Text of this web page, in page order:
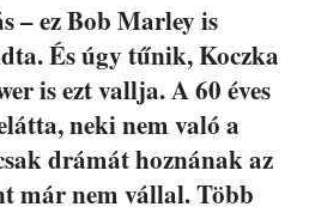
– ez Bob Marley is
És úgy tűnik, Koczka
is ezt vallja. A 60 éves
neki nem való a
drámát hoznának az
már nem vállal. Több